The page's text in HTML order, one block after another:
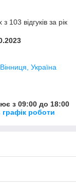
103 відгуків за рік
Україна
з 09:00 до 18:00
роботи